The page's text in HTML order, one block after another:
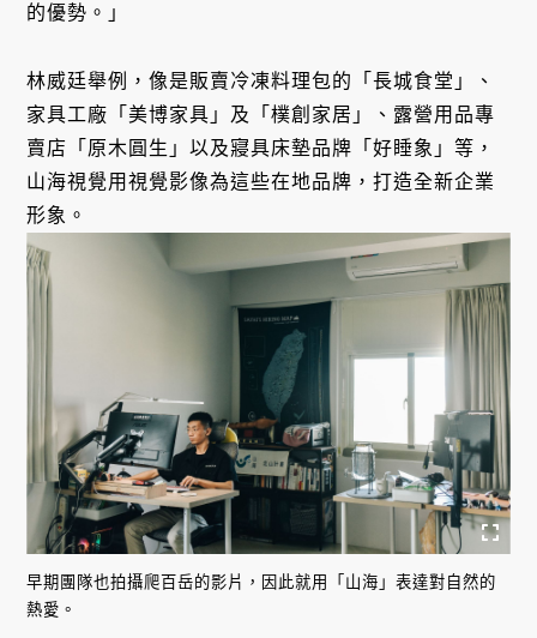
的優勢。」
林威廷舉例，像是販賣冷凍料理包的「長城食堂」、
家具工廠「美博家具」及「樸創家居」、露營用品專
賣店「原木圓生」以及寢具床墊品牌「好睡象」等，
山海視覺用視覺影像為這些在地品牌，打造全新企業
形象。
早期團隊也拍攝爬百岳的影片，因此就用「山海」表達對自然的
熱愛。